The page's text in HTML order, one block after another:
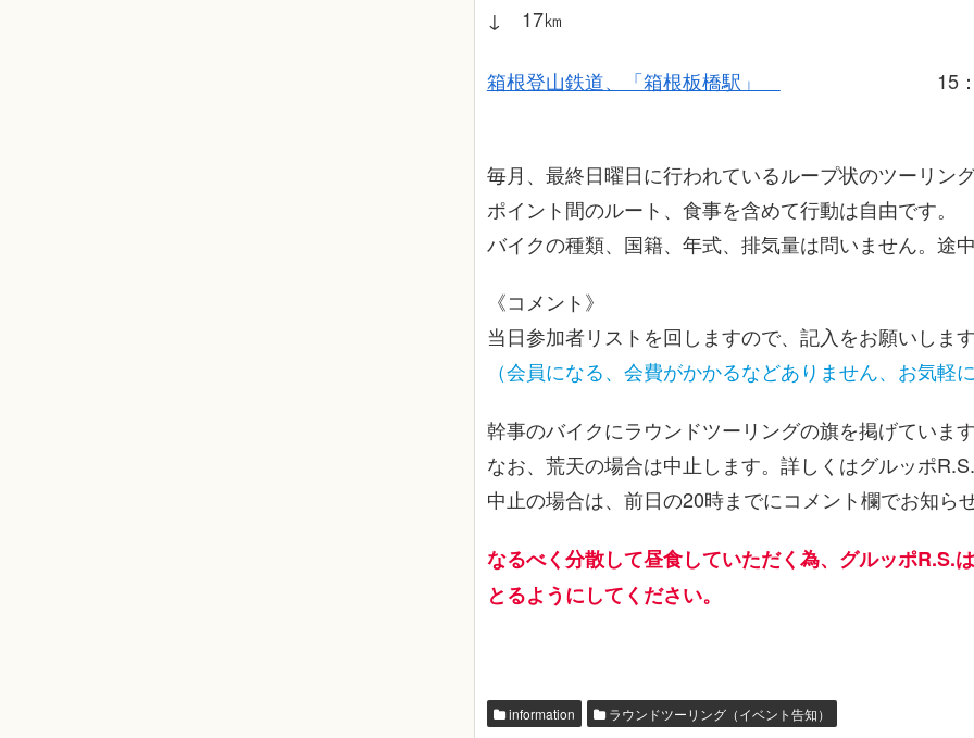
↓ 17㎞
箱根登山鉄道、「箱根板橋駅」 15：
毎月、最終日曜日に行われているループ状のツーリン
ポイント間のルート、食事を含めて行動は自由です。
バイクの種類、国籍、年式、排気量は問いません。途
《コメント》
当日参加者リストを回しますので、記入をお願いしま
（会員になる、会費がかかるなどありません、お気軽
幹事のバイクにラウンドツーリングの旗を掲げていま
なお、荒天の場合は中止します。詳しくはグルッポ
中止の場合は、前日の20時までにコメント欄でお知ら
なるべく分散して昼食していただく為、グルッポR.S.
とるようにしてください。
information ラウンドツーリング（イベント告知）